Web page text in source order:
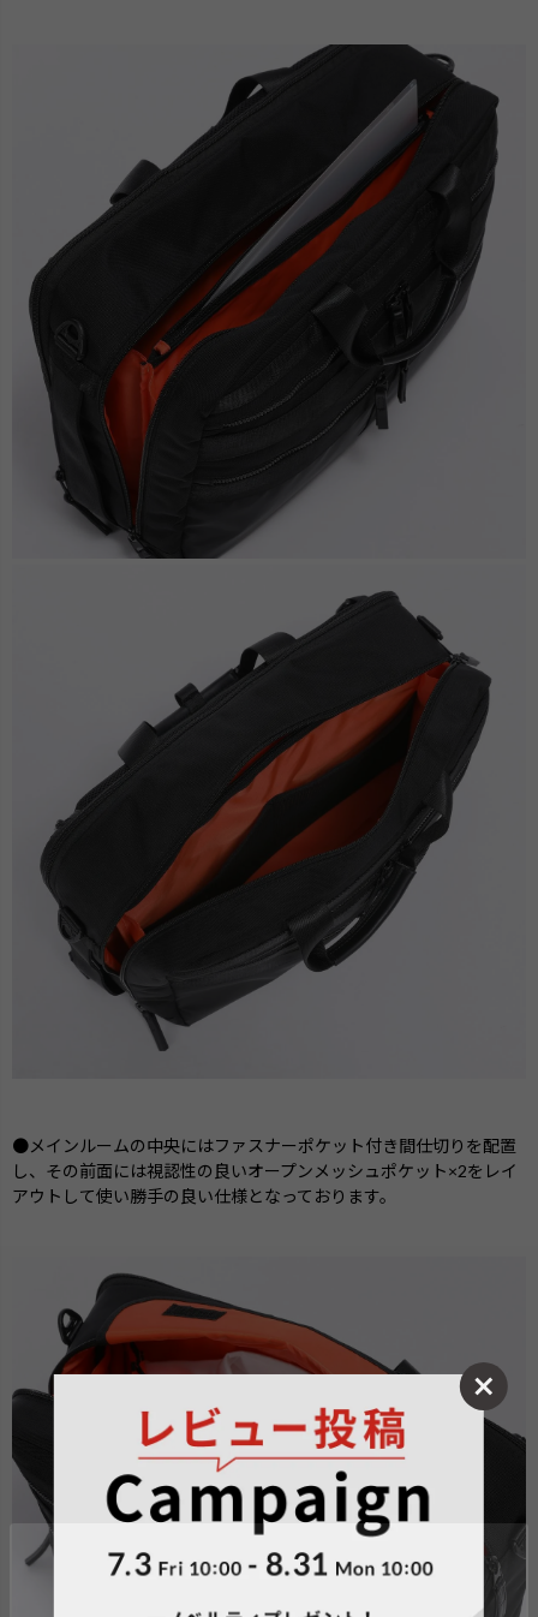
●メインルームの中央にはファスナーポケット付き間仕切りを配置
し、その前面には視認性の良いオープンメッシュポケット×2をレイ
アウトして使い勝手の良い仕様となっております。